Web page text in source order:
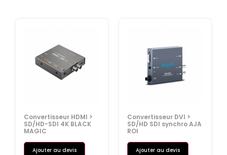
Convertisseur HDMI >
SD/HD-SDI 4K BLACK
MAGIC
Ajouter au devis
Convertisseur DVI >
SD/HD SDI synchro AJA
ROI
Ajouter au devis